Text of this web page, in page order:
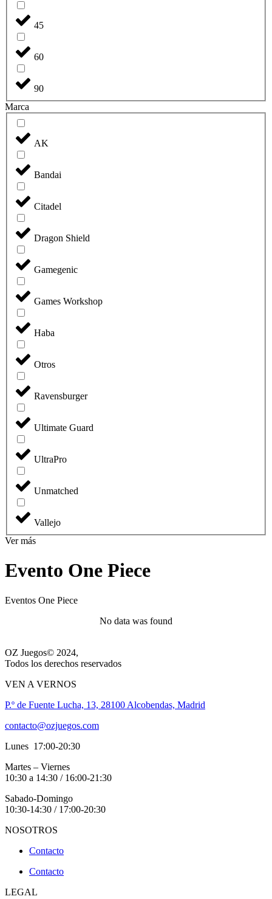
45
60
90
Marca
AK
Bandai
Citadel
Dragon Shield
Gamegenic
Games Workshop
Haba
Otros
Ravensburger
Ultimate Guard
UltraPro
Unmatched
Vallejo
Ver más
Evento One Piece
Eventos One Piece
No data was found
OZ Juegos© 2024,
Todos los derechos reservados
VEN A VERNOS
P.º de Fuente Lucha, 13, 28100 Alcobendas, Madrid
contacto@ozjuegos.com
Lunes 17:00-20:30
Martes – Viernes
10:30 a 14:30 / 16:00-21:30
Sabado-Domingo
10:30-14:30 / 17:00-20:30
NOSOTROS
Contacto
Contacto
LEGAL